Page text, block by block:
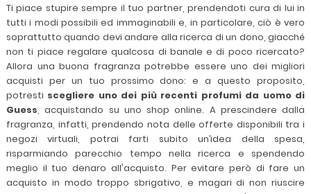
Ti piace stupire sempre il tuo partner, prendendoti cura di lui in
tutti i modi possibili ed immaginabili e, in particolare, ciò è vero
soprattutto quando devi andare alla ricerca di un dono, giacché
non ti piace regalare qualcosa di banale e di poco ricercato?
Allora una buona fragranza potrebbe essere uno dei migliori
acquisti per un tuo prossimo dono: e a questo proposito,
potresti scegliere uno dei più recenti profumi da uomo di
Guess , acquistando su uno shop online. A prescindere dalla
fragranza, infatti, prendendo nota delle offerte disponibili tra i
negozi virtuali, potrai farti subito un’idea della spesa,
risparmiando parecchio tempo nella ricerca e spendendo
meglio il tuo denaro all'acquisto. Per evitare però di fare un
acquisto in modo troppo sbrigativo, e magari di non riuscire